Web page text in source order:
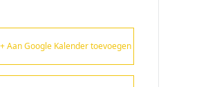
+ Aan Google Kalender toevoegen